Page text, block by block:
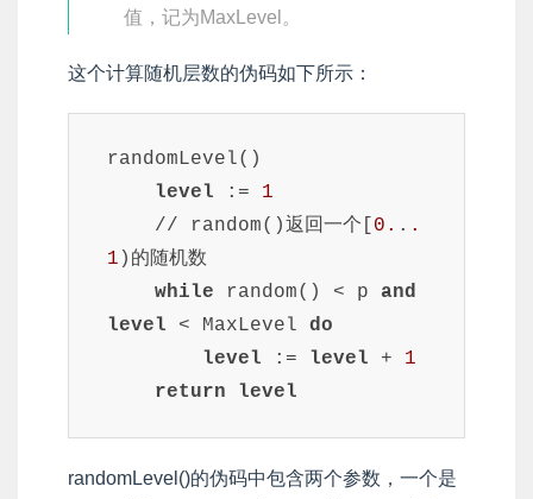
值，记为MaxLevel。
这个计算随机层数的伪码如下所示：
randomLevel()
level := 1
    // random()返回一个[
0. . .
1 )的随机数
while random() < p and
level < MaxLevel do
level := level + 1
return
level
randomLevel()的伪码中包含两个参数，一个是